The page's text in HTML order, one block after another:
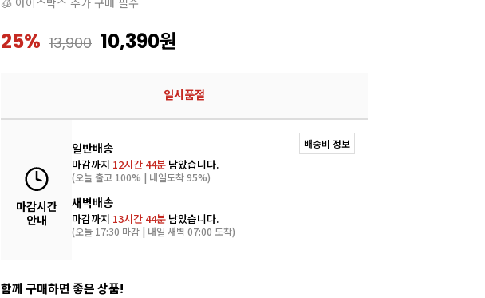
25% 13,900 10,390원
일시품절
마감시간
안내
일반배송
마감까지 12시간 44분 남았습니다.
(오늘 출고 100% | 내일도착 95%)
새벽배송
마감까지 13시간 44분 남았습니다.
(오늘 17:30 마감 | 내일 새벽 07:00 도착)
배송비 정보
함께 구매하면 좋은 상품!